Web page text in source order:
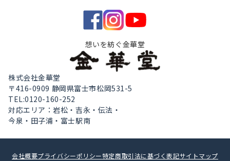
想いを紡ぐ金華堂
株式会社金華堂
〒416-0909 静岡県富士市松岡531-5
TEL:0120-160-252
対応エリア：岩松・吉永・伝法・
今泉・田子浦・富士駅南
会社概要プライバシーポリシー特定商取引法に基づく表記サイトマップ